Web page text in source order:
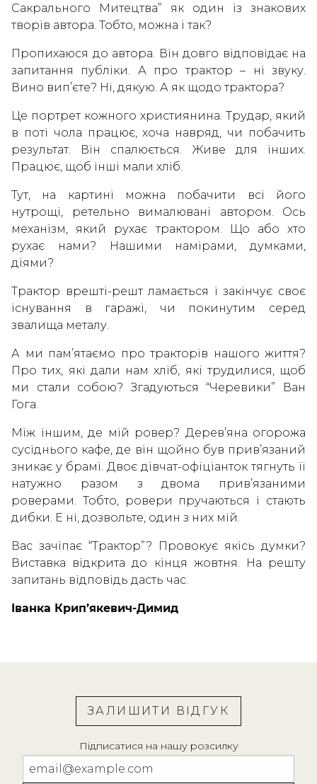
Сакрального Митецтва” як один із знакових
творів автора. Тобто, можна і так?
Пропихаюся до автора. Він довго відповідає на
запитання публіки. А про трактор – ні звуку.
Вино вип’єте? Ні, дякую. А як щодо трактора?
Це портрет кожного християнина. Трудар, який
в поті чола працює, хоча навряд, чи побачить
результат. Він спалюється. Живе для інших.
Працює, щоб інші мали хліб.
Тут, на картині можна побачити всі його
нутрощі, ретельно вималювані автором. Ось
механізм, який рухає трактором. Що або хто
рухає нами? Нашими намірами, думками,
діями?
Трактор врешті-решт ламається і закінчує своє
існування в гаражі, чи покинутим серед
звалища металу.
А ми пам’ятаємо про тракторів нашого життя?
Про тих, які дали нам хліб, які трудилися, щоб
ми стали собою? Згадуються “Черевики” Ван
Гога.
Між іншим, де мій ровер? Дерев’яна огорожа
сусіднього кафе, де він щойно був прив’язаний
зникає у брамі. Двоє дівчат-офіціанток тягнуть її
натужно разом з двома прив’язаними
роверами. Тобто, ровери пручаються і стають
дибки. Е ні, дозвольте, один з них мій.
Вас зачіпає “Трактор”? Провокує якісь думки?
Виставка відкрита до кінця жовтня. На решту
запитань відповідь дасть час.
Іванка Крип’якевич-Димид
ЗАЛИШИТИ ВІДГУК
Підписатися на нашу розсилку